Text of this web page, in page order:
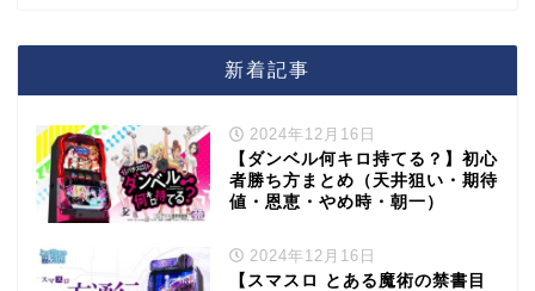
新着記事
2024年12月16日
【ダンベル何キロ持てる？】初心
者勝ち方まとめ（天井狙い・期待
値・恩恵・やめ時・朝一）
2024年12月16日
【スマスロ とある魔術の禁書目